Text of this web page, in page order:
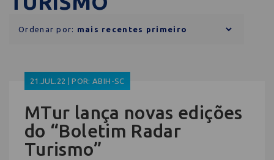
Ordenar por:
21.JUL.22 | POR: ABIH-SC
MTur lança novas edições
do “Boletim Radar
Turismo”